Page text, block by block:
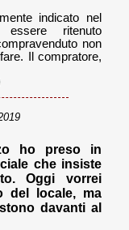
indicato nel
ritenuto
non
Il compratore,
ho preso in
che insiste
Oggi vorrei
del locale, ma
davanti al